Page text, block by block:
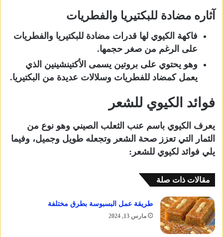
آثاره مضادة للبكتيريا والفطريات
فاكهة الكيوي لها قدرات مضادة للبكتيريا والفطريات
على الرغم من صغر حجمها.
وهو يحتوي على بروتين يسمى الأكتينشينين الذي
يعمل كمضاد للفطريات وسلالات عديدة من البكتيريا.
فوائد الكيوي للشعر
يعرف الكيوي باسم عنب الثعلب الصيني وهو نوع من
الثمار التي تعزز صحة الشعر وتجعله طويل وجميل، وفيما
يلي فوائد لكيوي للشعر:
مقالات ذات صلة
طريقة عمل البسبوسة بطرق مختلفة
مارس 13, 2024